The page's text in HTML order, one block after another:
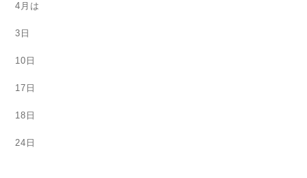
4月は
3日
10日
17日
18日
24日